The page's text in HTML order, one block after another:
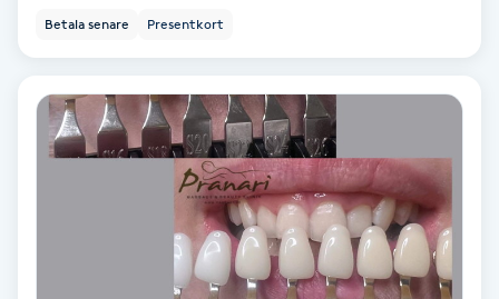
Ansiktsbehandling djuprengörande
Babylights
Betala senare Presentkort